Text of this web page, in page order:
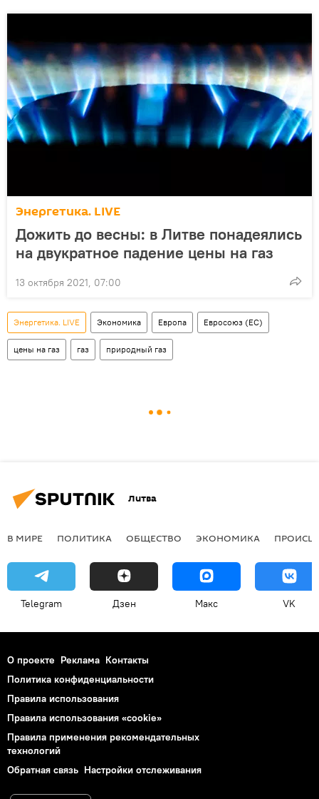
Энергетика. LIVE
Дожить до весны: в Литве понадеялись
на двукратное падение цены на газ
13 октября 2021, 07:00
Энергетика. LIVE Экономика Европа Евросоюз (ЕС)
цены на газ газ природный газ
Литва
В МИРЕ ПОЛИТИКА ОБЩЕСТВО ЭКОНОМИКА
Telegram Дзен Макс VK
О проекте Реклама Контакты
Политика конфиденциальности
Правила использования
Правила использования «cookie»
Правила применения рекомендательных
технологий
Обратная связь Настройки отслеживания